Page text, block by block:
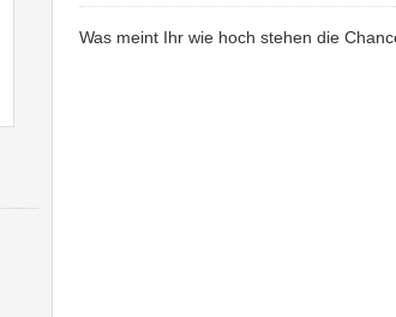
Was meint Ihr wie hoch stehen die